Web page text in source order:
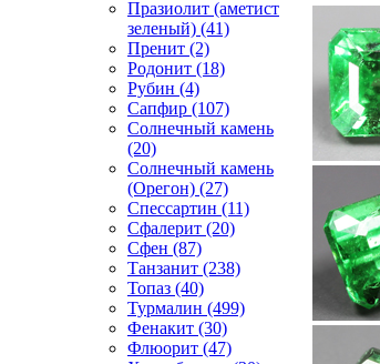
Празиолит (аметист
зеленый) (41)
Пренит (2)
Родонит (18)
Рубин (4)
Сапфир (107)
Солнечный камень
(20)
Солнечный камень
(Орегон) (27)
Спессартин (11)
Сфалерит (20)
Сфен (87)
Танзанит (238)
Топаз (40)
Турмалин (499)
Фенакит (30)
Флюорит (47)